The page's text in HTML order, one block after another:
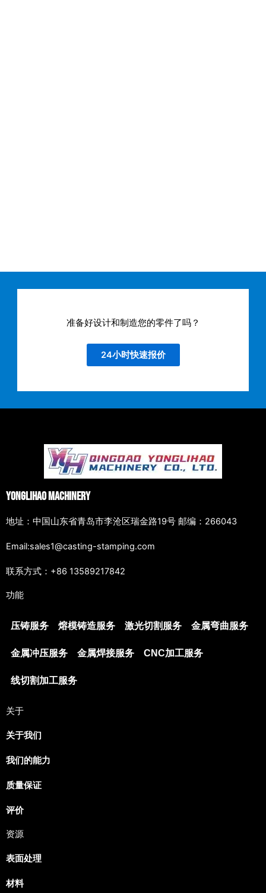
准备好设计和制造您的零件了吗？
24小时快速报价
Yonglihao Machinery
地址：中国山东省青岛市李沧区瑞金路19号 邮编：266043
Email:sales1@casting-stamping.com
联系方式：+86 13589217842
功能
压铸服务 熔模铸造服务 激光切割服务 金属弯曲服务
金属冲压服务 金属焊接服务 CNC加工服务
线切割加工服务
关于
关于我们
我们的能力
质量保证
评价
资源
表面处理
材料